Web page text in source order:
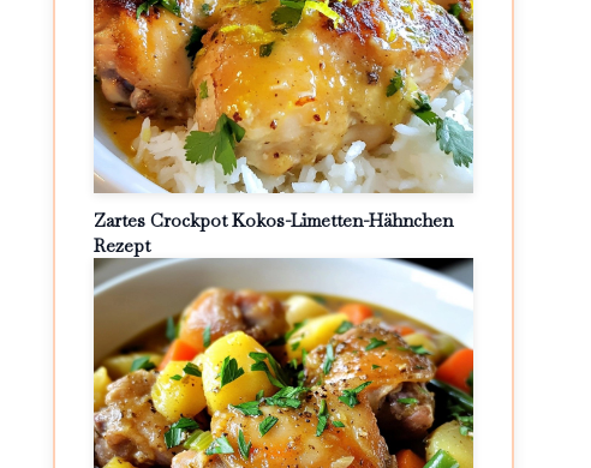
Zartes Crockpot Kokos-Limetten-Hähnchen
Rezept